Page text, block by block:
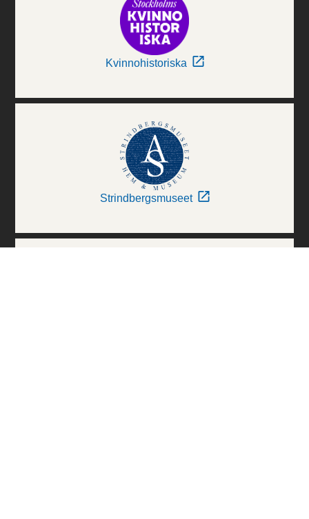
Kvinnohistoriska
Strindbergsmuseet